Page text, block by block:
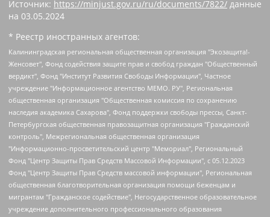
Источник: https://minjust.gov.ru/ru/documents/7822/ данные
на 03.05.2024
* Реестр иностранных агентов:
Калининградская региональная общественная организация "Экозащита!-Женсовет", Фонд содействия защите прав и свобод граждан "Общественный вердикт", Фонд "Институт Развития Свободы Информации", Частное учреждение "Информационное агентство МЕМО. РУ", Региональная общественная организация "Общественная комиссия по сохранению наследия академика Сахарова", Фонд поддержки свободы прессы, Санкт-Петербургская общественная правозащитная организация "Гражданский контроль", Межрегиональная общественная организация "Информационно-просветительский центр "Мемориал", Региональный Фонд "Центр Защиты Прав Средств Массовой Информации", с 05.12.2023 Фонд "Центр Защиты Прав Средств массовой информации", Региональная общественная благотворительная организация помощи беженцам и мигрантам "Гражданское содействие", Негосударственное образовательное учреждение дополнительного профессионального образования (повышение квалификации) специалистов "АКАДЕМИЯ ПО ПРАВАМ ЧЕЛОВЕКА", Свердловская региональная общественная организация "Сутяжник", Автономная некоммерческая организация "Центр независимых социологических исследований", Союз общественных объединений "Российский исследовательский центр по правам человека", Региональное общественное учреждение научно-информационный центр "МЕМОРИАЛ", Некоммерческая организация "Фонд защиты гласности", Автономная некоммерческая организация "Институт прав человека", Городская общественная организация "Екатеринбургское общество "МЕМОРИАЛ", Городская общественная организация "Рязанское историко-просветительское и правозащитное общество "Мемориал" (Рязанский Мемориал), Челябинский региональный орган общественной самодеятельности – женское общественное объединение "Женщины Евразии", Челябинский региональный орган общественной самодеятельности "Уральская правозащитная группа", Фонд содействия защите здоровья и социальной справедливости имени Андрея Рылькова, Автономная Некоммерческая Организация "Аналитический Центр Юрия Левады", Автономная некоммерческая организация социальной поддержки населения "Проект Апрель", Региональная общественная организация помощи женщинам и детям, находящимся в кризисной ситуации "Информационно-методический центр "Анна", Фонд содействия развитию массовых коммуникаций и правовому просвещению "Так-так-Так", Фонд содействия устойчивому развитию "Серебряная тайга", Свердловский региональный общественный фонд социальных проектов "Новое время", "Idel.Реалии", Кавказ.Реалии, Крым.Реалии, Телеканал Настоящее Время, Татаро-башкирская служба Радио Свобода (Azatliq Radiosi), Радио Свободная Европа/Радио Свобода (PCE/PC), "Сибирь.Реалии", "Фактограф", Благотворительный фонд помощи осужденным и их семьям, Автономная некоммерческая организация "Институт глобализации и социальных движений", Фонд "В защиту прав заключенных", Частное учреждение "Центр поддержки и содействия развитию средств массовой информации", Пензенский региональный общественный благотворительный фонд "Гражданский союз", "Север.Реалии", Некоммерческая организация Фонд "Правовая инициатива", Общество с ограниченной ответственностью "Радио Свободная Европа/Радио Свобода", Чешское информационное агентство "MEDIUM-ORIENT", Красноярская региональная общественная организация "Мы против СПИДа", Камалягин Денис Николаевич, Маркелов Сергей Евгеньевич, Пономарев Лев Александрович, Савицкая Людмила Алексеевна, Автономная некоммерческая организация "Центр по работе с проблемой насилия "НАСИЛИЮ.НЕТ", Межрегиональный профессиональный союз работников здравоохранения "Альянс врачей", Юридическое лицо, зарегистрированное в Латвийской Республике, SIA "Medusa Project" (регистрационный номер 40103797863, дата регистрации 10.06.2014), Некоммерческая организация "Фонд по борьбе с коррупцией", Автономная некоммерческая организация "Институт права и публичной политики", Баданин Роман Сергеевич, Гликин Максим Александрович, Железнова Мария Михайловна, Лукьянова Юлия Сергеевна, Маетная Елизавета Витальевна, Маняхин Петр Борисович, Чуракова Ольга Владимировна, Ярош Юлия Петровна, Юридическое лицо "The Insider SIA", зарегистрированное в Риге, Латвийская Республика (дата регистрации 26.06.2015), являющееся администратором доменного имени интернет-издания "The Insider SIA", https://theins.ru, Постернак Алексей Евгеньевич, Рубин Михаил Аркадьевич, Анин Роман Александрович, Юридическое лицо Istories fonds, зарегистрированное в Латвийской Республике (регистрационный номер 50008295751, дата регистрации 24.02.2020), Великовский Дмитрий Александрович, Долинина Ирина Николаевна, Мароховская Алеся Алексеевна, Шлейнов Роман Юрьевич, Шмагун Олеся Валентиновна, Общество с ограниченной ответственностью "Альтаир 2021", Общество с ограниченной ответственностью "Вега 2021", Общество с ограниченной ответственностью "Главный редактор 2021", Общество с ограниченной ответственностью "Ромашки монолит", Важенков Артем Валерьевич, Ивановская областная общественная организация "Центр гендерных исследований", Гурман Юрий Альбертович, Медиапроект "ОВД-Инфо", Егоров Владимир Владимирович, Жилинский Владимир Александрович, Общество с ограниченной ответственностью "ЗП", Иванова София Юрьевна, Карезина Инна Павловна, Кильтау Екатерина Викторовна, Петров Алексей Викторович, Пискунов Сергей Евгеньевич, Смирнов Сергей Сергеевич, Тихонов Михаил Сергеевич, Общество с ограниченной ответственностью "ЖУРНАЛИСТ-ИНОСТРАННЫЙ АГЕНТ", Арапова Галина Юрьевна, Вольтская Татьяна Анатольевна, Американская компания "Mason G.E.S. Anonymous Foundation" (США), являющаяся владельцем интернет-издания https://mnews.world/, Компания "Stichting Bellingcat", зарегистрированная в Нидерландах (дата регистрации 11.07.2018), Захаров Андрей Вячеславович, Клепиковская Екатерина Дмитриевна, Общество с ограниченной ответственностью "МЕМО", Перл Роман Александрович, Симонов Евгений Алексеевич, Соловьева Елена Анатольевна, Сотников Даниил Владимирович, Сурначева Елизавета Дмитриевна, Автономная некоммерческая организация по защите прав человека и информированию населения "Якутия – Наше Мнение", Общество с ограниченной ответственностью "Москоу диджитал медиа", с 26.01.2023 Общество с ограниченной ответственностью "Чайка Белые сады", Ветошкина Валерия Валерьевна, Заговора Максим Александрович, Межрегиональное общественное движение "Российская ЛГБТ - сеть", Оленичев Максим Владимирович, Павлов Иван Юрьевич, Скворцова Елена Сергеевна, Общество с ограниченной ответственностью "Как бы инагент", Кочетков Игорь Викторович, Общество с ограниченной ответственностью "Честные выборы", Еланчик Олег Александрович, Общество с ограниченной ответственностью "Нобелевский призыв", Гималова Регина Эмилевна, Григорьев Андрей Валерьевич, Григорьева Алина Александровна, Ассоциация по содействию защите прав призывников, альтернативнослужащих и военнослужащих "Правозащитная группа "Гражданин.Армия.Право", Хисамова Регина Фаритовна, Автономная некоммерческая организация по реализации социально-правовых программ "Лилит", Дальневосточное общественное движение "Маяк", Санкт-Петербургская ЛГБТ-инициативная группа "Выход", Инициативная группа ЛГБТ+ "Реверс", Алексеев Андрей Викторович, Бекбулатова Таисия Львовна, Беляев Иван Михайлович, Владыкина Елена Сергеевна, Гельман Марат Александрович, Никульшина Вероника Юрьевна, Толоконникова Надежда Андреевна, Шендерович Виктор Анатольевич, Общество с ограниченной ответственностью "Данное сообщение", Общество с ограниченной ответственностью Издательский дом "Новая глава", Айнбиндер Александра Александровна, Московский комьюнити-центр для ЛГБТ+инициатив, Благотворительный фонд развития филантропии, Deutsche Welle (Германия, Kurt-Schumacher-Strasse 3, 53113 Bonn), Борзунова Мария Михайловна, Воробьев Виктор Викторович, Голубева Анна Львовна, Константинова Алла Михайловна, Малкова Ирина Владимировна, Мурадов Мурад Абдулгалимович, Осетинская Елизавета Николаевна, Понасенков Евгений Николаевич, Ганапольский Матвей Юрьевич, Киселев Евгений Алексеевич, Борухович Ирина Григорьевна, Дремин Иван Тимофеевич, Дубровский Дмитрий Викторович, Красноярская региональная общественная организация поддержки и развития альтернативных образовательных технологий и межкультурных коммуникаций "ИНТЕРРА", Маяковская Екатерина Алексеевна, Фейгин Марк Захарович, Филимонов Андрей Викторович, Дзугкоева Регина Николаевна, Доброхотов Роман Александрович, Дудь Юрий Александрович, Елкин Сергей Владимирович, Кругликов Кирилл Игоревич, Сабунаева Мария Леонидовна, Семенов Алексей Владимирович, Шаинян Карен Багратович, Шульман Екатерина Михайловна, Асафьев Артур Валерьевич, Вахштайн Виктор Семенович, Венедиктов Алексей Алексеевич, Лушникова Екатерина Евгеньевна, Волков Леонид Михайлович, Невзоров Александр Глебович, Пархоменко Сергей Борисович, Сироткин Ярослав Николаевич, Кара-Мурза Владимир Владимирович, Баранова Наталья Владимировна, Гозман Леонид Яковлевич, Кагарлицкий Борис Юльевич, Климарев Михаил Валерьевич, Милов Владимир Станиславович, Автономная некоммерческая организация Краснодарский центр современного искусства "Типография", Моргенштерн Алишер Тагирович, Соболь Любовь Эдуардовна, Общество с ограниченной ответственностью "ЛИЗА НОРМ", Каспаров Гарри Кимович, Ходорковский Михаил Борисович, Общество с ограниченной ответственностью "Апрельские тезисы", Данилович Ирина Брониславовна, Кашин Олег Владимирович, Петров Николай Владимирович, Пивоваров Алексей Владимирович, Соколов Михаил Владимирович, Цветкова Юлия Владимировна, Чичваркин Евгений Александрович, Комитет против пыток/Команда против пыток, Общество с ограниченной ответственностью "Первый научный", Общество с ограниченной ответственностью "Вертолет и ко", Белоцерковская Вероника Борисовна, Кац Максим Евгеньевич, Лазарева Татьяна Юрьевна, Шаведдинов Руслан Табризович, Яшин Илья Валерьевич, Общество с ограниченной ответственностью "Иноагент ААВ", Алешковский Дмитрий Петрович, Альбац Евгения Марковна, Быков Дмитрий Львович, Галямина Юлия Евгеньевна, Лойко Сергей Леонидович, Мартынов Кирилл Константинович, Медведев Сергей Александрович, Крашенинников Федор Геннадиевич, Гордеева Катерина Вл